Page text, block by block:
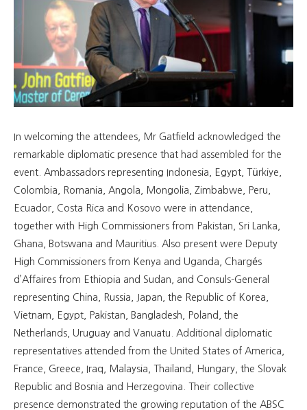
In welcoming the attendees, Mr Gatfield acknowledged the
remarkable diplomatic presence that had assembled for the
event. Ambassadors representing Indonesia, Egypt, Türkiye,
Colombia, Romania, Angola, Mongolia, Zimbabwe, Peru,
Ecuador, Costa Rica and Kosovo were in attendance,
together with High Commissioners from Pakistan, Sri Lanka,
Ghana, Botswana and Mauritius. Also present were Deputy
High Commissioners from Kenya and Uganda, Chargés
d’Affaires from Ethiopia and Sudan, and Consuls-General
representing China, Russia, Japan, the Republic of Korea,
Vietnam, Egypt, Pakistan, Bangladesh, Poland, the
Netherlands, Uruguay and Vanuatu. Additional diplomatic
representatives attended from the United States of America,
France, Greece, Iraq, Malaysia, Thailand, Hungary, the Slovak
Republic and Bosnia and Herzegovina. Their collective
presence demonstrated the growing reputation of the ABSC